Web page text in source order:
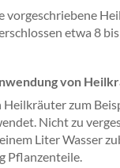
vorgeschriebene
etwa 8
von
zum
Nicht zu
Liter Wasser
Pflanzenteile.